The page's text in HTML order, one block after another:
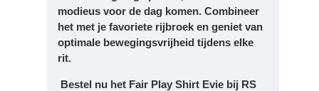
modieus voor de dag komen. Combineer
het met je favoriete rijbroek en geniet van
optimale bewegingsvrijheid tijdens elke
rit.
Bestel nu het Fair Play Shirt Evie bij RS